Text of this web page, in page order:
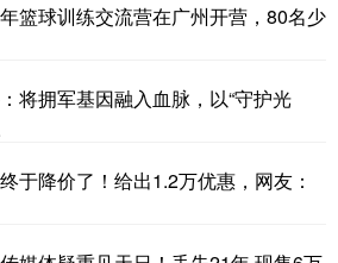
篮球训练交流营在广州开营，80名少
将拥军基因融入血脉，以“守护光
于降价了！给出1.2万优惠，网友：